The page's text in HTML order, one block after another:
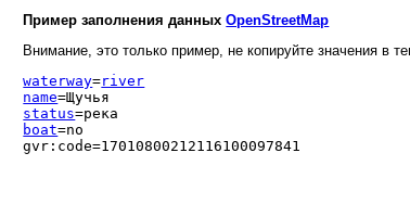
Пример заполнения данныхOpenStreetMap
Внимание, это только пример, не копируйте значения в
waterway=river
name=Щучья
status=река
boat=no
gvr:code=17010800212116100097841